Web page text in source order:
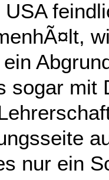
USA
sogar mit
nur ein